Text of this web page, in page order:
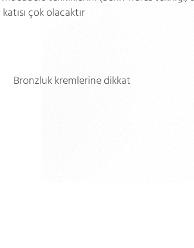
çok olacaktır
Bronzluk kremlerine dikkat